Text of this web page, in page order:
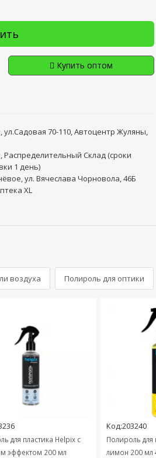
Купить оптом
ул.Садовая 70-110, Автоцентр Жуляны,
Распределительный Склад (сроки
1 день)
ул. Вячеслава Чорновола, 46Б
XL
воздуха Полироль для оптики
для пластика Helpix с
эффектом 200 мл
Код:203240
Полироль для
лимон 200 мл